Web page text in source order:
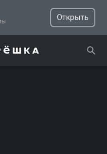
Открыть